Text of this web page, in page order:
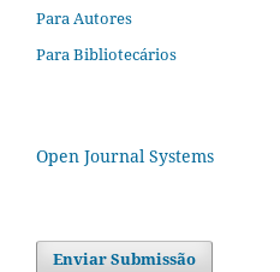
Para Autores
Para Bibliotecários
Open Journal Systems
Enviar Submissão